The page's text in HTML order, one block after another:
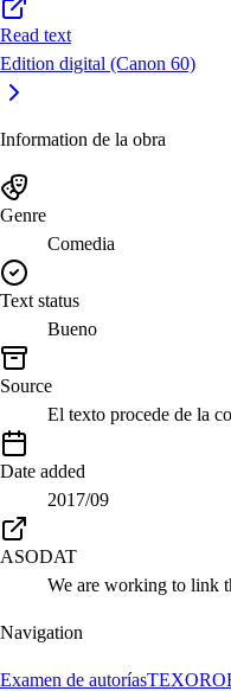
Read text
Edition digital (Canon 60)
Information de la obra
Genre
Comedia
Text status
Bueno
Source
El texto procede de la
Date added
2017/09
ASODAT
We are working to link
Navigation
Examen de autoríasTEXORO